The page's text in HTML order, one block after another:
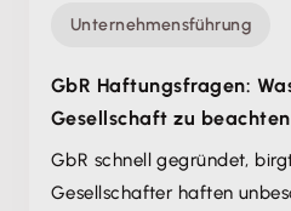
Unternehmensführung
GbR Haftungsfragen:
Gesellschaft zu
GbR schnell gegründet,
Gesellschafter haften